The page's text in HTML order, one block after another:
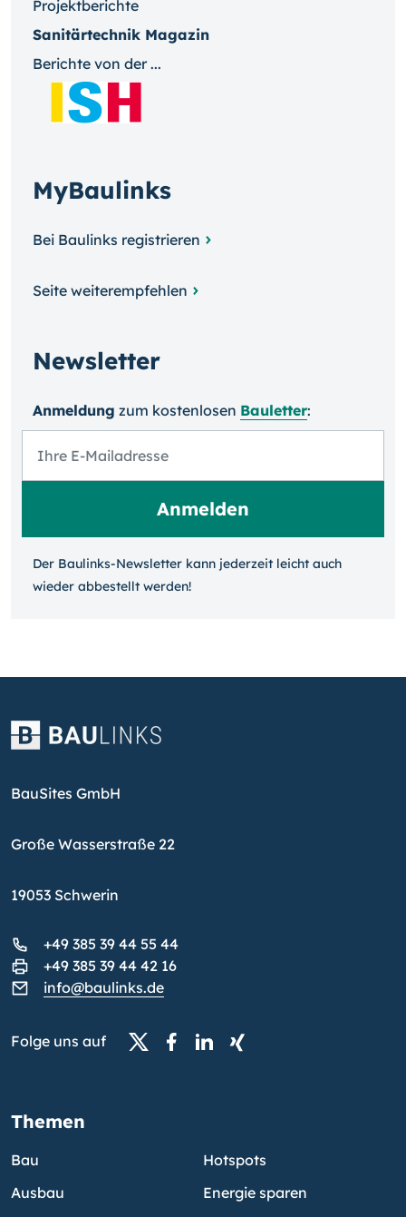
Projektberichte
Sanitärtechnik Magazin
Berichte von der ...
MyBaulinks
Bei Baulinks registrieren
Seite weiterempfehlen
Newsletter
Anmeldung zum kosten­losen Bauletter:
Der Baulinks-Newsletter kann jeder­zeit leicht auch
wieder ab­bestellt werden!
BauSites GmbH
Große Wasserstraße 22
19053 Schwerin
+49 385 39 44 55 44
+49 385 39 44 42 16
info@baulinks.de
Folge uns auf
Themen
Bau
Ausbau
Hotspots
Energie sparen